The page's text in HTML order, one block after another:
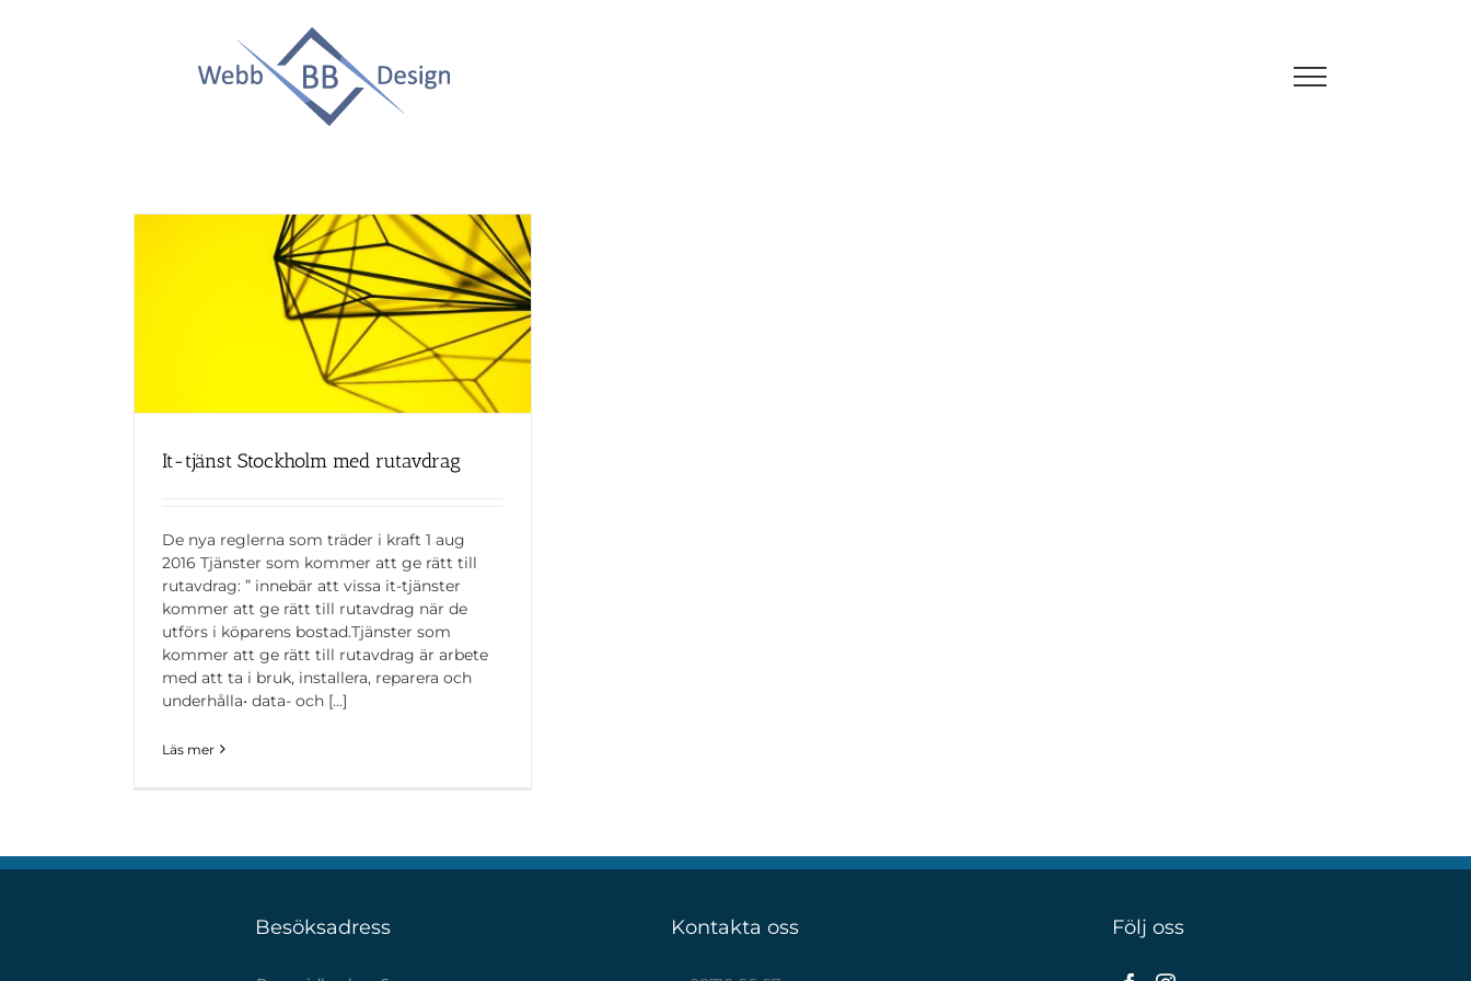
It-tjänst Stockholm med rutavdrag
De nya reglerna som träder i kraft 1 aug
2016 Tjänster som kommer att ge rätt till
rutavdrag: ” innebär att vissa it-tjänster
kommer att ge rätt till rutavdrag när de
utförs i köparens bostad.Tjänster som
kommer att ge rätt till rutavdrag är arbete
med att ta i bruk, installera, reparera och
underhålla• data- och [...]
Läs mer
Besöksadress Kontakta oss Följ oss